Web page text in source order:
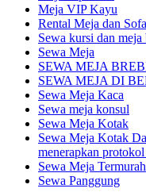
Meja VIP Kayu
Rental Meja dan Sofa
Sewa kursi dan meja
Sewa Meja
SEWA MEJA
SEWA MEJA DI
Sewa Meja Kaca
Sewa meja konsul
Sewa Meja Kotak
Sewa Meja Kotak
menerapkan
Sewa Meja Termurah
Sewa Panggung